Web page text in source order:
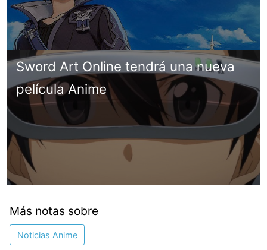
Sword Art Online tendrá una nueva
película Anime
Más notas sobre
Noticias Anime